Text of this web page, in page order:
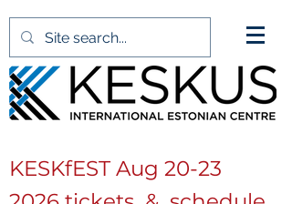
KESKfEST Aug 20-23